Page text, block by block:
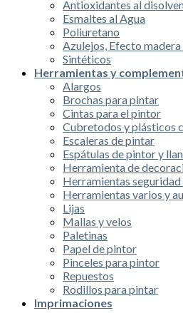
Antioxidantes al
Esmaltes al Agua
Poliuretano
Azulejos, Efecto
Sintéticos
Herramientas y
Alargos
Brochas para pintar
Cintas para el pintor
Cubretodos y plásticos
Escaleras de pintar
Espátulas de pintor y
Herramienta de
Herramientas
Herramientas varios y
Lijas
Mallas y velos
Paletinas
Papel de pintor
Pinceles para pintor
Repuestos
Rodillos para pintar
Imprimaciones